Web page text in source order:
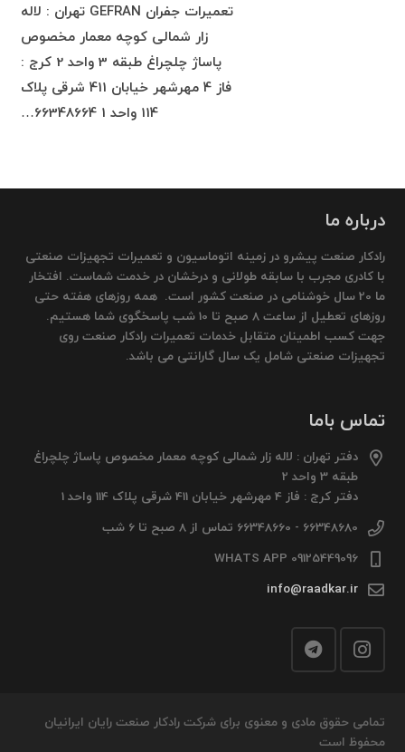
تعمیرات جفران GEFRAN تهران : لاله
زار شمالی کوچه معمار مخصوص
پاساژ چلچراغ طبقه 3 واحد 2 کرج :
فاز 4 مهرشهر خیابان 411 شرقی پلاک
114 واحد 1 66348664…
درباره ما
رادکار صنعت پیشرو در زمینه اتوماسیون و تعمیرات تجهیزات صنعتی
با کادری مجرب با سابقه طولانی و درخشان در خدمت شماست. افتخار
ما 20 سال خوشنامی در صنعت کشور است. همه روزهای هفته حتی
روزهای تعطیل از ساعت 8 صبح تا 10 شب پاسخگوی شما هستیم.
جهت کسب اطمینان متقابل خدمات تعمیرات رادکار صنعت روی
تجهیزات صنعتی شامل یک سال گارانتی می باشد.
تماس باما
دفتر تهران : لاله زار شمالی کوچه معمار مخصوص پاساژ چلچراغ
طبقه 3 واحد 2
دفتر کرج : فاز 4 مهرشهر خیابان 411 شرقی پلاک 114 واحد 1
66348680 - 66348660 تماس از 8 صبح تا 6 شب
09125449096 WHATS APP
info@raadkar.ir
تمامی حقوق مادی و معنوی برای شرکت رادکار صنعت رایان ایرانیان
محفوظ است